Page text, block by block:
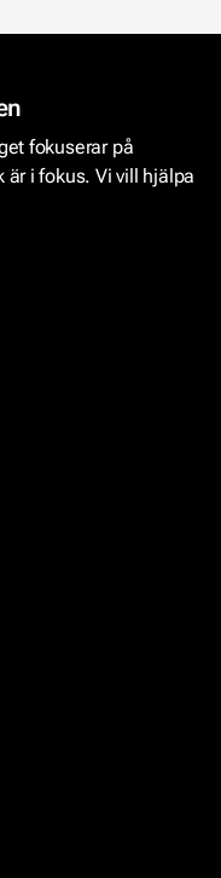
fokuserar på
i fokus. Vi vill hjälpa